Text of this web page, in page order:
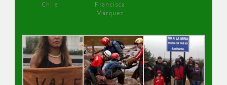
Chile
Francisca
Márquez